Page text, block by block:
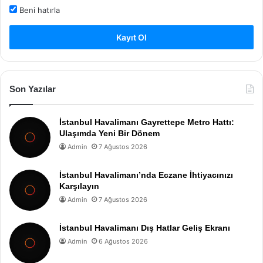
Beni hatırla
Kayıt Ol
Son Yazılar
İstanbul Havalimanı Gayrettepe Metro Hattı:
Ulaşımda Yeni Bir Dönem
Admin 7 Ağustos 2026
İstanbul Havalimanı’nda Eczane İhtiyacınızı
Karşılayın
Admin 7 Ağustos 2026
İstanbul Havalimanı Dış Hatlar Geliş Ekranı
Admin 6 Ağustos 2026